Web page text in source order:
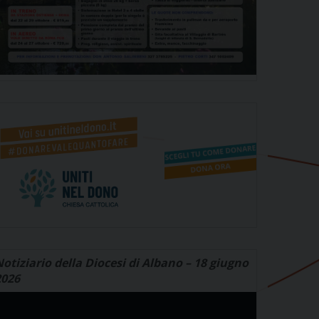
della Diocesi di Albano – 18 giugno